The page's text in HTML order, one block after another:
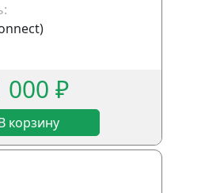
T568B.
000 ₽
корзину